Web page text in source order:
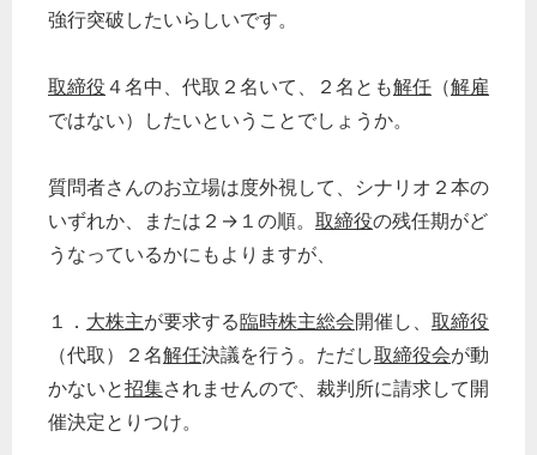
強行突破したいらしいです。
取締役 ４名中、代取２名いて、２名とも解任 （解雇
ではない）したいということでしょうか。
質問者さんのお立場は度外視して、シナリオ２本の
いずれか、または２→１の順。 取締役の残任期がど
うなっているかにもよりますが、
１． 大株主が要求する臨時株主総会開催し、 取締役
（代取）２名解任決議を行う。ただし取締役会が動
かないと招集されませんので、裁判所に請求して開
催決定とりつけ。